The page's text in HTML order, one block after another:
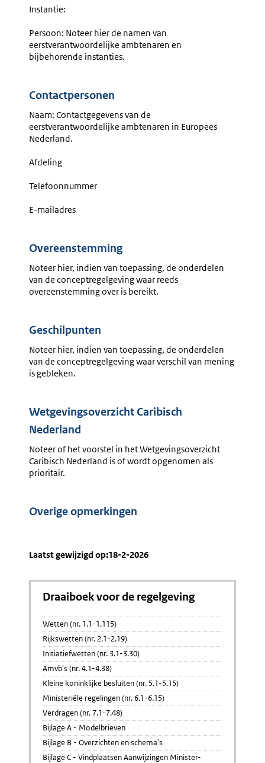
Instantie:
Persoon: Noteer hier de namen van
eerstverantwoordelijke ambtenaren en
bijbehorende instanties.
Contactpersonen
Naam: Contactgegevens van de
eerstverantwoordelijke ambtenaren in Europees
Nederland.
Afdeling
Telefoonnummer
E-mailadres
Overeenstemming
Noteer hier, indien van toepassing, de onderdelen
van de conceptregelgeving waar reeds
overeenstemming over is bereikt.
Geschilpunten
Noteer hier, indien van toepassing, de onderdelen
van de conceptregelgeving waar verschil van mening
is gebleken.
Wetgevingsoverzicht Caribisch
Nederland
Noteer of het voorstel in het Wetgevingsoverzicht
Caribisch Nederland is of wordt opgenomen als
prioritair.
Overige opmerkingen
Laatst gewijzigd op:18-2-2026
Draaiboek voor de regelgeving
Wetten (nr. 1.1-1.115)
Rijkswetten (nr. 2.1-2.19)
Initiatiefwetten (nr. 3.1-3.30)
Amvb's (nr. 4.1-4.38)
Kleine koninklijke besluiten (nr. 5.1-5.15)
Ministeriële regelingen (nr. 6.1-6.15)
Verdragen (nr. 7.1-7.48)
Bijlage A - Modelbrieven
Bijlage B - Overzichten en schema's
Bijlage C - Vindplaatsen Aanwijzingen Minister-